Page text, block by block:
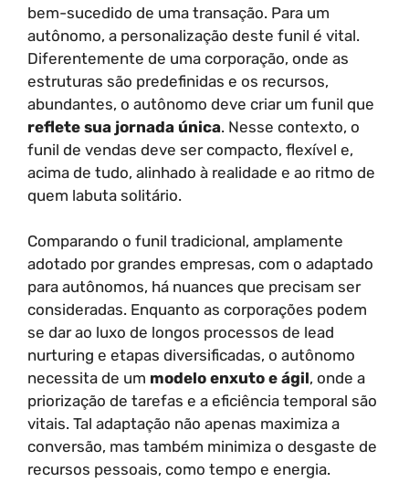
bem-sucedido de uma transação. Para um
autônomo, a personalização deste funil é vital.
Diferentemente de uma corporação, onde as
estruturas são predefinidas e os recursos,
abundantes, o autônomo deve criar um funil que
reflete sua jornada única. Nesse contexto, o
funil de vendas deve ser compacto, flexível e,
acima de tudo, alinhado à realidade e ao ritmo de
quem labuta solitário.
Comparando o funil tradicional, amplamente
adotado por grandes empresas, com o adaptado
para autônomos, há nuances que precisam ser
consideradas. Enquanto as corporações podem
se dar ao luxo de longos processos de lead
nurturing e etapas diversificadas, o autônomo
necessita de um modelo enxuto e ágil, onde a
priorização de tarefas e a eficiência temporal são
vitais. Tal adaptação não apenas maximiza a
conversão, mas também minimiza o desgaste de
recursos pessoais, como tempo e energia.